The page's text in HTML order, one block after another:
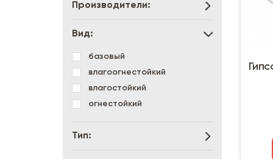
Производители:
Вид:
базовый
влагоогнестойкий
влагостойкий
огнестойкий
Тип: